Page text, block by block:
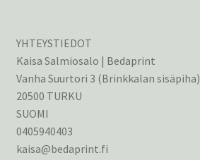
YHTEYSTIEDOT
Kaisa Salmiosalo | Bedaprint
Vanha Suurtori 3 (Brinkkalan sisäpiha)
20500 TURKU
SUOMI
0405940403
kaisa@bedaprint.fi